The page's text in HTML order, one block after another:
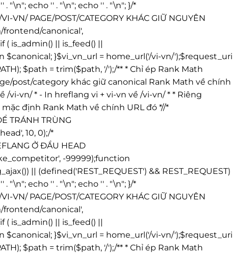
' . "\n"; echo '' . "\n"; echo '' . "\n"; }/*
VN/ PAGE/POST/CATEGORY KHÁC GIỮ NGUYÊN
frontend/canonical',
is_admin() || is_feed() ||
$canonical; }$vi_vn_url = home_url('/vi-vn/');$request_uri
$path = trim($path, '/');/** * Chỉ ép Rank Math
post/category khác giữ canonical Rank Math về chính
/vi-vn/ * - In hreflang vi + vi-vn về /vi-vn/ * * Riêng
định Rank Math về chính URL đó *//*
TRÁNH TRÙNG
10, 0);/*
Ở ĐẦU HEAD
-99999);function
|| (defined('REST_REQUEST') && REST_REQUEST)
' . "\n"; echo '' . "\n"; echo '' . "\n"; }/*
VN/ PAGE/POST/CATEGORY KHÁC GIỮ NGUYÊN
frontend/canonical',
is_admin() || is_feed() ||
$canonical; }$vi_vn_url = home_url('/vi-vn/');$request_uri
$path = trim($path, '/');/** * Chỉ ép Rank Math